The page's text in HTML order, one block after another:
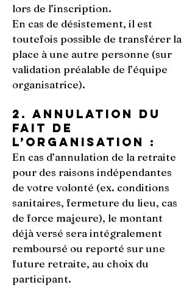
lors de l’inscription.
En cas de désistement, il est
toutefois possible de transférer la
place à une autre personne (sur
validation préalable de l’équipe
organisatrice).
2. Annulation du
fait de
l’organisation :
En cas d’annulation de la retraite
pour des raisons indépendantes
de votre volonté (ex. conditions
sanitaires, fermeture du lieu, cas
de force majeure), le montant
déjà versé sera intégralement
remboursé ou reporté sur une
future retraite, au choix du
participant.